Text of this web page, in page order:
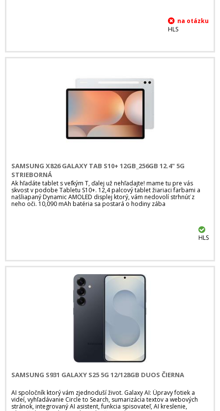
HLS
SAMSUNG X826 GALAXY TAB S10+ 12GB_256GB 12.4" 5G
STRIEBORNÁ
Ak hľadáte tablet s veľkým T, ďalej už nehľadajte! mame tu pre vás
skvost v podobe Tabletu S10+. 12,4 palcový tablet žiariaci farbami a
našliapaný Dynamic AMOLED displej ktorý, vám nedovolí strhnúť z
neho oči. 10,090 mAh batéria sa postará o hodiny zába
HLS
SAMSUNG S931 GALAXY S25 5G 12/128GB DUOS ČIERNA
AI spoločník ktorý vám zjednoduší život. Galaxy AI: Úpravy fotiek a
videí, vyhľadávanie Circle to Search, sumarizácia textov a webových
stránok, integrovaný AI asistent, funkcia spisovateľ, AI kreslenie,